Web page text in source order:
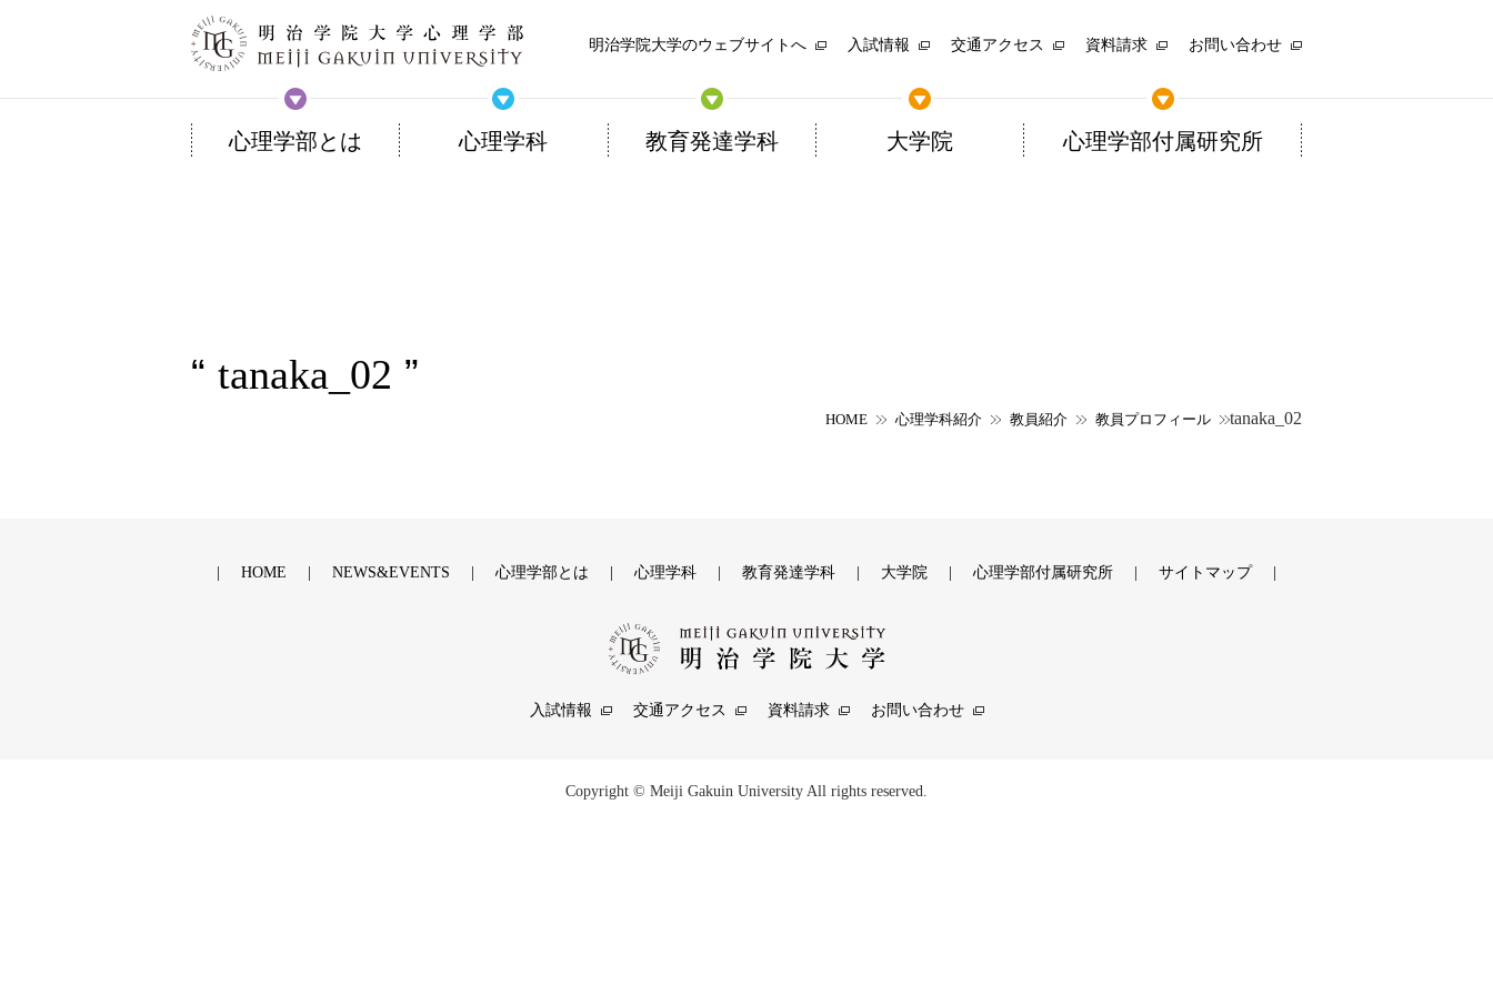
心理学部とは 心理学科 教育発達学科 大学院 心理学部付属研究所
明治学院大学のウェブサイトへ 入試情報 交通アクセス 資料請求 お問い合わせ
HOME 心理学科紹介 教員紹介 教員プロフィール tanaka_02
tanaka_02
HOME NEWS&EVENTS 心理学部とは 心理学科 教育発達学科 大学院 心理学部付属研究所 サイトマップ
入試情報 交通アクセス 資料請求 お問い合わせ
Copyright © Meiji Gakuin University All rights reserved.